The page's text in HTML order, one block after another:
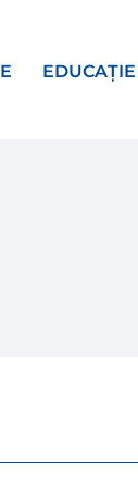
EDUCAȚIE